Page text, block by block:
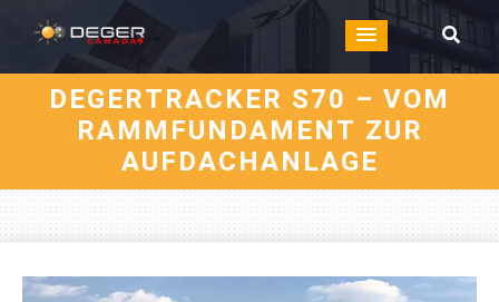
DEGERTRACKER S70 – VOM
RAMMFUNDAMENT ZUR
AUFDACHANLAGE